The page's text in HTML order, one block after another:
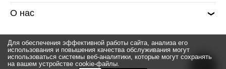
О нас
Для обеспечения эффективной работы сайта, анализа его
использования и повышения качества обслуживания могут
использоваться системы веб-аналитики, которые могут сохранять
на вашем устройстве cookie-файлы.